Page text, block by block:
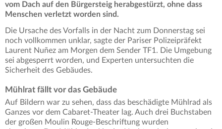
vom Dach auf den Bürgersteig herabgestürzt, ohne dass
Menschen verletzt worden sind.
Die Ursache des Vorfalls in der Nacht zum Donnerstag sei
noch vollkommen unklar, sagte der Pariser Polizeipräfekt
Laurent Nuñez am Morgen dem Sender TF1. Die Umgebung
sei abgesperrt worden, und Experten untersuchten die
Sicherheit des Gebäudes.
Mühlrat fällt vor das Gebäude
Auf Bildern war zu sehen, dass das beschädigte Mühlrad als
Ganzes vor dem Cabaret-Theater lag. Auch drei Buchstaben
der großen Moulin Rouge-Beschriftung wurden